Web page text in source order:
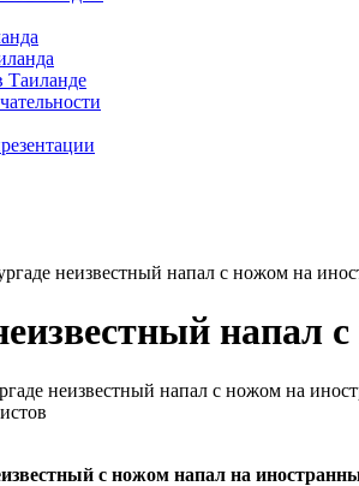
Таиланде
неизвестный напал с ножом на
напал
неизвестный напал с ножом на
с ножом напал на